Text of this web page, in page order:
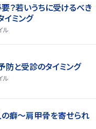
？若いうちに受けるべき
ミング
ル
防と受診のタイミング
ル
の癖～肩甲骨を寄せられ